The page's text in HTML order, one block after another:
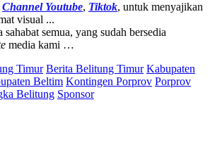
Channel Youtube, Tiktok, untuk menyajikan
visual ...
semua, yang sudah bersedia
media kami …
Timur Berita Belitung Timur Kabupaten
Beltim Kontingen Porprov Porprov
Belitung Sponsor